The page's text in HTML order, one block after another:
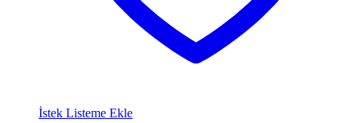
İstek Listeme Ekle